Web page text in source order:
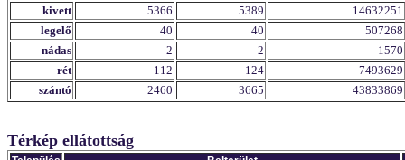
kivett
5366 5389
14632251
legelő
40 40
507268
nádas
2 2
1570
rét
112 124
7493629
szántó
2460 3665 43833869
Térkép ellátottság